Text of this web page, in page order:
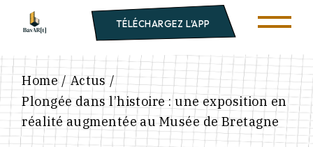
TÉLÉCHARGEZ L'APP
Home
Actus
Plongée dans l’histoire : une exposition en
réalité augmentée au Musée de Bretagne